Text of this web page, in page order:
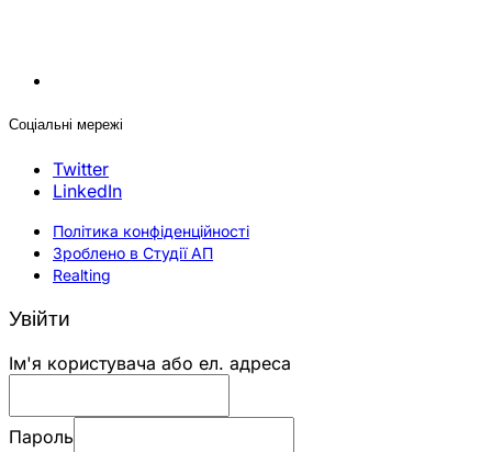
Соціальні мережі
Twitter
LinkedIn
Політика конфіденційності
Зроблено в Студії АП
Realting
Увійти
Ім'я користувача або ел. адреса
Пароль